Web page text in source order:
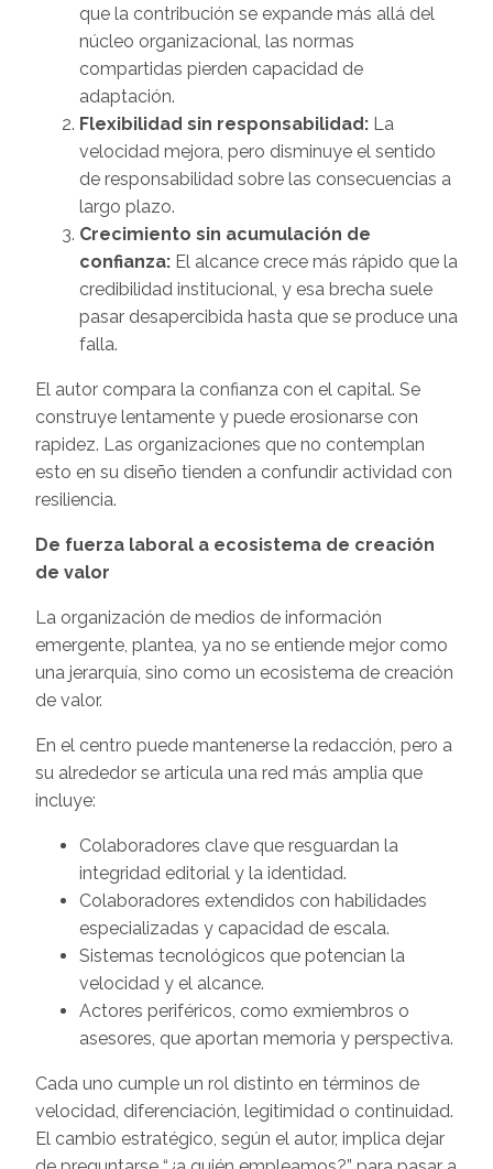
que la contribución se expande más allá del
núcleo organizacional, las normas
compartidas pierden capacidad de
adaptación.
Flexibilidad sin responsabilidad: La
velocidad mejora, pero disminuye el sentido
de responsabilidad sobre las consecuencias a
largo plazo.
Crecimiento sin acumulación de
confianza: El alcance crece más rápido que la
credibilidad institucional, y esa brecha suele
pasar desapercibida hasta que se produce una
falla.
El autor compara la confianza con el capital. Se
construye lentamente y puede erosionarse con
rapidez. Las organizaciones que no contemplan
esto en su diseño tienden a confundir actividad con
resiliencia.
De fuerza laboral a ecosistema de creación
de valor
La organización de medios de información
emergente, plantea, ya no se entiende mejor como
una jerarquía, sino como un ecosistema de creación
de valor.
En el centro puede mantenerse la redacción, pero a
su alrededor se articula una red más amplia que
incluye:
Colaboradores clave que resguardan la
integridad editorial y la identidad.
Colaboradores extendidos con habilidades
especializadas y capacidad de escala.
Sistemas tecnológicos que potencian la
velocidad y el alcance.
Actores periféricos, como exmiembros o
asesores, que aportan memoria y perspectiva.
Cada uno cumple un rol distinto en términos de
velocidad, diferenciación, legitimidad o continuidad.
El cambio estratégico, según el autor, implica dejar